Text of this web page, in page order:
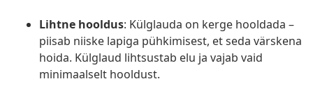
Lihtne hooldus: Külglauda on kerge hooldada –
piisab niiske lapiga pühkimisest, et seda värskena
hoida. Külglaud lihtsustab elu ja vajab vaid
minimaalselt hooldust.